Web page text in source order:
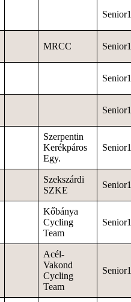
Senior1
MRCC Senior1
Senior1
Senior1
Szerpentin
Kerékpáros
Egy.
Senior1
Szekszárdi
SZKE
Senior1
Kőbánya
Cycling
Team
Senior1
Acél-
Vakond
Cycling
Team
Senior1